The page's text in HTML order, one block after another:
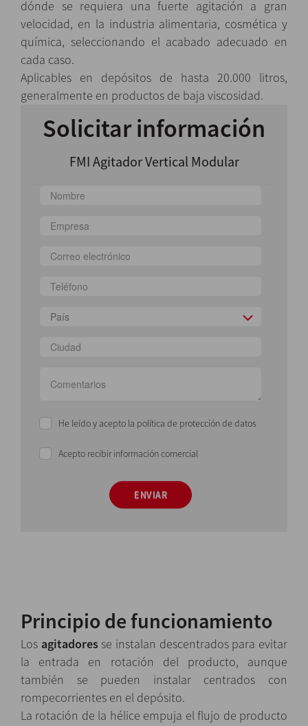
dónde se requiera una fuerte agitación a gran
velocidad, en la industria alimentaria, cosmética y
química, seleccionando el acabado adecuado en
cada caso.
Aplicables en depósitos de hasta 20.000 litros,
generalmente en productos de baja viscosidad.
Solicitar información
FMI Agitador Vertical Modular
País
He leído y acepto la política de protección de datos
Acepto recibir información comercial
ENVIAR
Principio de funcionamiento
Los agitadores se instalan descentrados para evitar
la entrada en rotación del producto, aunque
también se pueden instalar centrados con
rompecorrientes en el depósito.
La rotación de la hélice empuja el flujo de producto